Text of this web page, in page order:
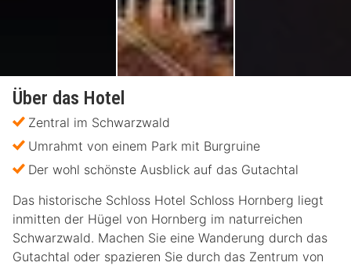
Über das Hotel
Zentral im Schwarzwald
Umrahmt von einem Park mit Burgruine
Der wohl schönste Ausblick auf das Gutachtal
Das historische Schloss Hotel Schloss Hornberg liegt
inmitten der Hügel von Hornberg im naturreichen
Schwarzwald. Machen Sie eine Wanderung durch das
Gutachtal oder spazieren Sie durch das Zentrum von